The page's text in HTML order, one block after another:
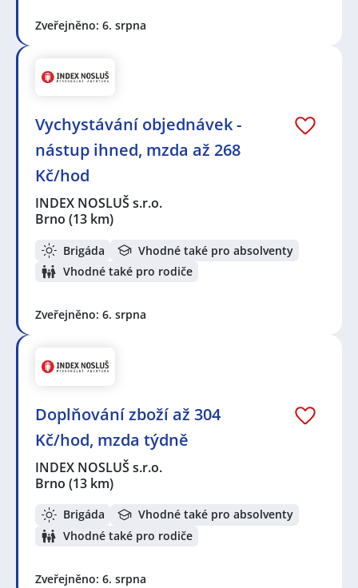
Zveřejněno: 6. srpna
Vychystávání objednávek -
nástup ihned, mzda až 268
Kč/hod
INDEX NOSLUŠ s.r.o.
Brno (13 km)
Brigáda
Vhodné také pro absolventy
Vhodné také pro rodiče
Zveřejněno: 6. srpna
Doplňování zboží až 304
Kč/hod, mzda týdně
INDEX NOSLUŠ s.r.o.
Brno (13 km)
Brigáda
Vhodné také pro absolventy
Vhodné také pro rodiče
Zveřejněno: 6. srpna